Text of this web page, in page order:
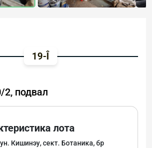
19-Î
2, подвал
лота
Кишинэу, сект. Ботаника, бр